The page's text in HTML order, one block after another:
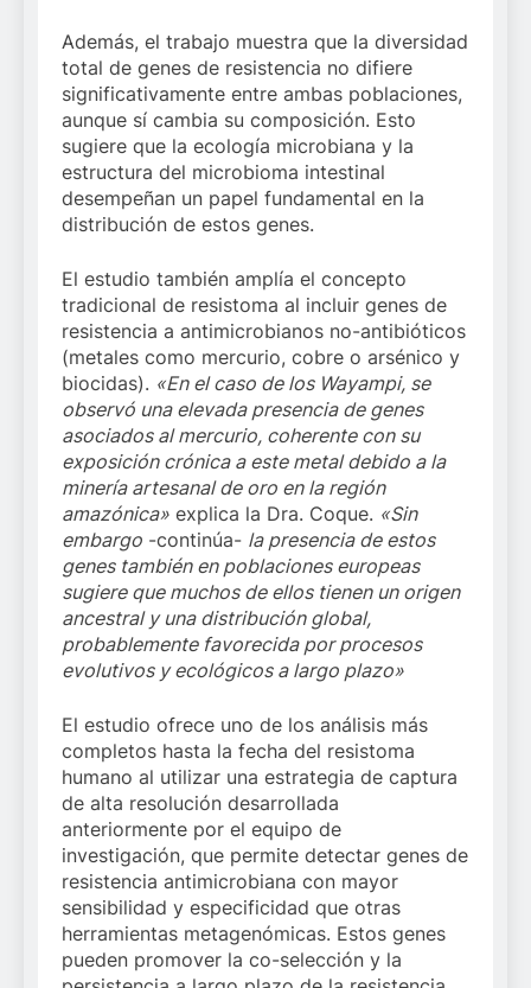
Además, el trabajo muestra que la diversidad
total de genes de resistencia no difiere
significativamente entre ambas poblaciones,
aunque sí cambia su composición. Esto
sugiere que la ecología microbiana y la
estructura del microbioma intestinal
desempeñan un papel fundamental en la
distribución de estos genes.
El estudio también amplía el concepto
tradicional de resistoma al incluir genes de
resistencia a antimicrobianos no-antibióticos
(metales como mercurio, cobre o arsénico y
biocidas). «En el caso de los Wayampi, se
observó una elevada presencia de genes
asociados al mercurio, coherente con su
exposición crónica a este metal debido a la
minería artesanal de oro en la región
amazónica» explica la Dra. Coque. «Sin
embargo -continúa- la presencia de estos
genes también en poblaciones europeas
sugiere que muchos de ellos tienen un origen
ancestral y una distribución global,
probablemente favorecida por procesos
evolutivos y ecológicos a largo plazo»
El estudio ofrece uno de los análisis más
completos hasta la fecha del resistoma
humano al utilizar una estrategia de captura
de alta resolución desarrollada
anteriormente por el equipo de
investigación, que permite detectar genes de
resistencia antimicrobiana con mayor
sensibilidad y especificidad que otras
herramientas metagenómicas. Estos genes
pueden promover la co-selección y la